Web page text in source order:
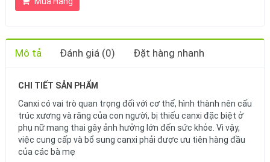
Mô tả Đánh giá (0) Đặt hàng nhanh
CHI TIẾT SẢN PHẨM
Canxi có vai trò quan trọng đối với cơ thể, hình thành nên cấu
trúc xương và răng của con người, bị thiếu canxi đặc biệt ở
phụ nữ mang thai gây ảnh hưởng lớn đến sức khỏe. Vì vậy,
việc cung cấp và bổ sung canxi phải được ưu tiên hàng đầu
của các bà mẹ